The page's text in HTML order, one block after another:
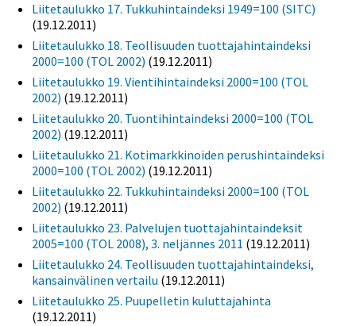
Liitetaulukko 17. Tukkuhintaindeksi 1949=100 (SITC)
(19.12.2011)
Liitetaulukko 18. Teollisuuden tuottajahintaindeksi
2000=100 (TOL 2002) (19.12.2011)
Liitetaulukko 19. Vientihintaindeksi 2000=100 (TOL
2002) (19.12.2011)
Liitetaulukko 20. Tuontihintaindeksi 2000=100 (TOL
2002) (19.12.2011)
Liitetaulukko 21. Kotimarkkinoiden perushintaindeksi
2000=100 (TOL 2002) (19.12.2011)
Liitetaulukko 22. Tukkuhintaindeksi 2000=100 (TOL
2002) (19.12.2011)
Liitetaulukko 23. Palvelujen tuottajahintaindeksit
2005=100 (TOL 2008), 3. neljännes 2011 (19.12.2011)
Liitetaulukko 24. Teollisuuden tuottajahintaindeksi,
kansainvälinen vertailu (19.12.2011)
Liitetaulukko 25. Puupelletin kuluttajahinta
(19.12.2011)